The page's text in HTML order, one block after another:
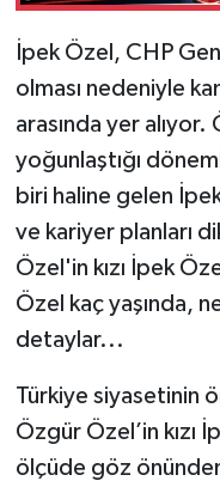
İpek Özel, CHP
olması nedeniyle
arasında yer
yoğunlaştığı
biri haline gelen
ve kariyer planları
Özel'in kızı İpek
Özel kaç yaşında,
detaylar...
Türkiye siyasetinin
Özgür Özel’in kızı
ölçüde göz
Tarihi
Türkiye
Yerel
İletişim
Künye